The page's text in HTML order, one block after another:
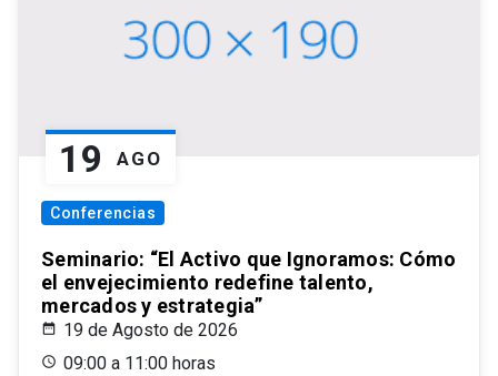
19 AGO
Conferencias
Seminario: “El Activo que Ignoramos: Cómo
el envejecimiento redefine talento,
mercados y estrategia”
19 de Agosto de 2026
09:00 a 11:00 horas